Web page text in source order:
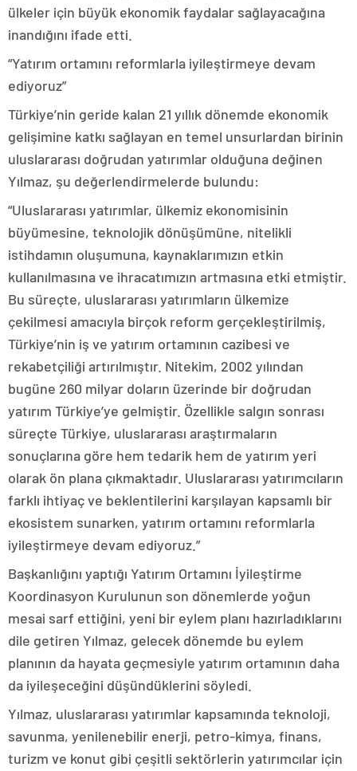
ülkeler için büyük ekonomik faydalar sağlayacağına
inandığını ifade etti.
“Yatırım ortamını reformlarla iyileştirmeye devam
ediyoruz”
Türkiye’nin geride kalan 21 yıllık dönemde ekonomik
gelişimine katkı sağlayan en temel unsurlardan birinin
uluslararası doğrudan yatırımlar olduğuna değinen
Yılmaz, şu değerlendirmelerde bulundu:
“Uluslararası yatırımlar, ülkemiz ekonomisinin
büyümesine, teknolojik dönüşümüne, nitelikli
istihdamın oluşumuna, kaynaklarımızın etkin
kullanılmasına ve ihracatımızın artmasına etki etmiştir.
Bu süreçte, uluslararası yatırımların ülkemize
çekilmesi amacıyla birçok reform gerçekleştirilmiş,
Türkiye’nin iş ve yatırım ortamının cazibesi ve
rekabetçiliği artırılmıştır. Nitekim, 2002 yılından
bugüne 260 milyar doların üzerinde bir doğrudan
yatırım Türkiye’ye gelmiştir. Özellikle salgın sonrası
süreçte Türkiye, uluslararası araştırmaların
sonuçlarına göre hem tedarik hem de yatırım yeri
olarak ön plana çıkmaktadır. Uluslararası yatırımcıların
farklı ihtiyaç ve beklentilerini karşılayan kapsamlı bir
ekosistem sunarken, yatırım ortamını reformlarla
iyileştirmeye devam ediyoruz.”
Başkanlığını yaptığı Yatırım Ortamını İyileştirme
Koordinasyon Kurulunun son dönemlerde yoğun
mesai sarf ettiğini, yeni bir eylem planı hazırladıklarını
dile getiren Yılmaz, gelecek dönemde bu eylem
planının da hayata geçmesiyle yatırım ortamının daha
da iyileşeceğini düşündüklerini söyledi.
Yılmaz, uluslararası yatırımlar kapsamında teknoloji,
savunma, yenilenebilir enerji, petro-kimya, finans,
turizm ve konut gibi çeşitli sektörlerin yatırımcılar için